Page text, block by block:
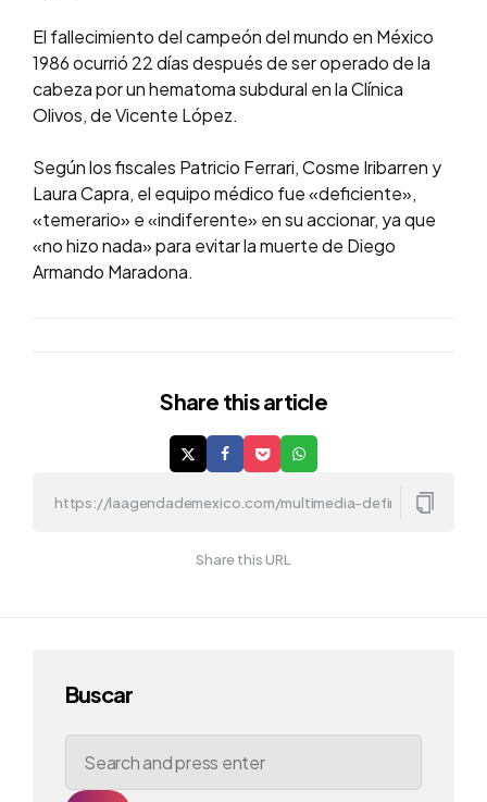
El fallecimiento del campeón del mundo en México
1986 ocurrió 22 días después de ser operado de la
cabeza por un hematoma subdural en la Clínica
Olivos, de Vicente López.
Según los fiscales Patricio Ferrari, Cosme Iribarren y
Laura Capra, el equipo médico fue «deficiente»,
«temerario» e «indiferente» en su accionar, ya que
«no hizo nada» para evitar la muerte de Diego
Armando Maradona.
Share this article
Share this URL
Buscar
Search
for: